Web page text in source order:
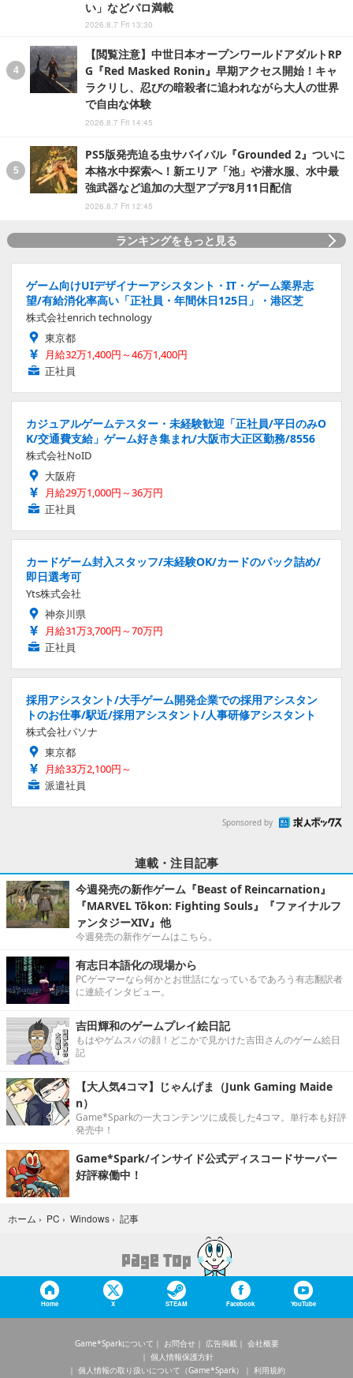
い」などパロ満載
2026.8.7 Fri 13:30
【閲覧注意】中世日本オープンワールドアダルトRP
G『Red Masked Ronin』早期アクセス開始！キャ
ラクリし、忍びの暗殺者に追われながら大人の世界
で自由な体験
2026.8.7 Fri 14:45
PS5版発売迫る虫サバイバル『Grounded 2』ついに
本格水中探索へ！新エリア「池」や潜水服、水中最
強武器など追加の大型アプデ8月11日配信
2026.8.7 Fri 12:45
ランキングをもっと見る
ゲーム向けUIデザイナーアシスタント・IT・ゲーム業界志
望/有給消化率高い「正社員・年間休日125日」・港区芝
株式会社enrich technology
東京都
月給32万1,400円～46万1,400円
正社員
カジュアルゲームテスター・未経験歓迎「正社員/平日のみO
K/交通費支給」ゲーム好き集まれ/大阪市大正区勤務/8556
株式会社NoID
大阪府
月給29万1,000円～36万円
正社員
カードゲーム封入スタッフ/未経験OK/カードのパック詰め/
即日選考可
Yts株式会社
神奈川県
月給31万3,700円～70万円
正社員
採用アシスタント/大手ゲーム開発企業での採用アシスタン
トのお仕事/駅近/採用アシスタント/人事研修アシスタント
株式会社パソナ
東京都
月給33万2,100円～
派遣社員
Sponsored by
連載・注目記事
今週発売の新作ゲーム『Beast of Reincarnation』
『MARVEL Tōkon: Fighting Souls』『ファイナルフ
ァンタジーXIV』他
今週発売の新作ゲームはこちら。
有志日本語化の現場から
PCゲーマーなら何かとお世話になっているであろう有志翻訳者
に連続インタビュー。
吉田輝和のゲームプレイ絵日記
もはやゲムスパの顔！どこかで見かけた吉田さんのゲーム絵日
記
【大人気4コマ】じゃんげま（Junk Gaming Maide
n）
Game*Sparkの一大コンテンツに成長した4コマ。単行本も好評
発売中！
Game*Spark/インサイド公式ディスコードサーバー
好評稼働中！
ホーム › PC › Windows › 記事
Home X STEAM Facebook YouTube
Game*Sparkについて お問合せ 広告掲載
会社概要
個人情報保護方針
個人情報の取り扱いについて（Game*Spark）
利用規約